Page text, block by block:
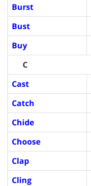
Burst
Bust
Buy
C
Cast
Catch
Chide
Choose
Clap
Cling